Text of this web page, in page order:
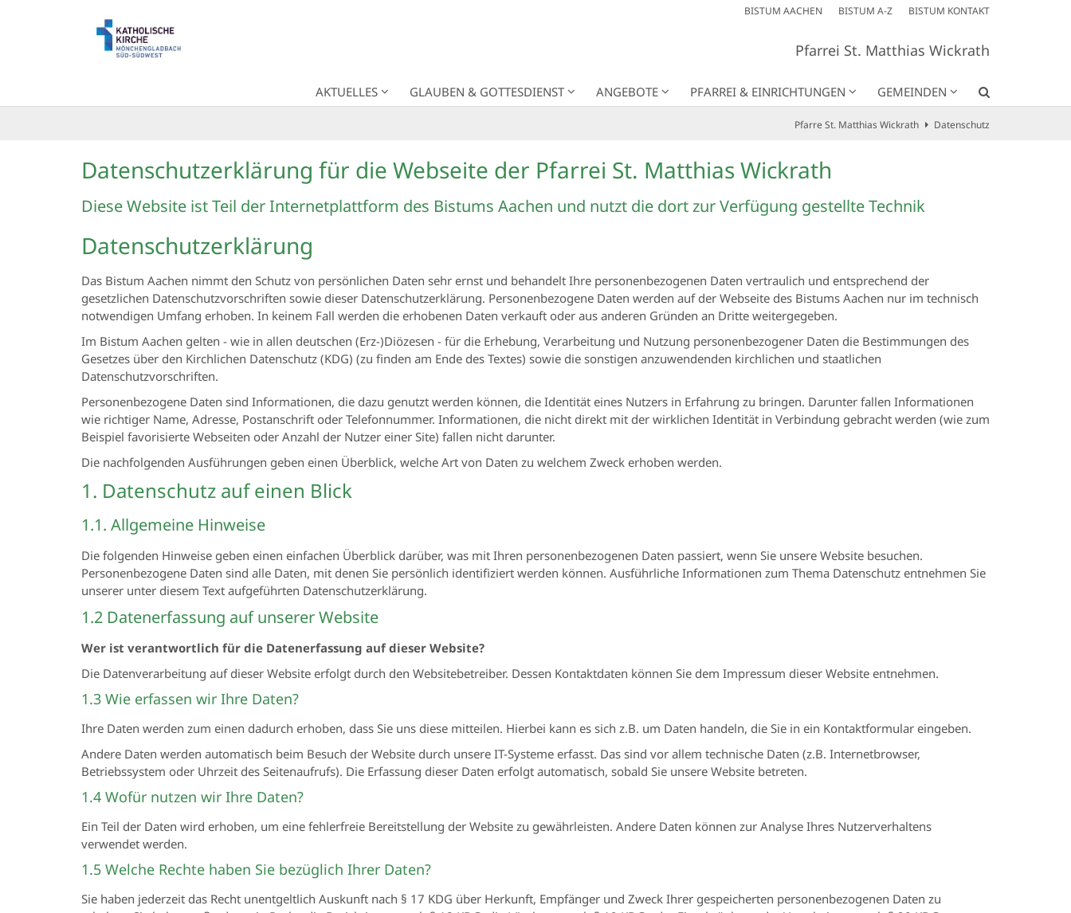
BISTUM AACHEN BISTUM A-Z BISTUM KONTAKT
Pfarrei St. Matthias Wickrath
AKTUELLES GLAUBEN & GOTTESDIENST ANGEBOTE PFARREI & EINRICHTUNGEN GEMEINDEN
Pfarre St. Matthias Wickrath Datenschutz
Datenschutzerklärung für die Webseite der Pfarrei St. Matthias Wickrath
Diese Website ist Teil der Internetplattform des Bistums Aachen und nutzt die dort zur Verfügung gestellte Technik
Datenschutzerklärung
Das Bistum Aachen nimmt den Schutz von persönlichen Daten sehr ernst und behandelt Ihre personenbezogenen Daten vertraulich und entsprechend der
gesetzlichen Datenschutzvorschriften sowie dieser Datenschutzerklärung. Personenbezogene Daten werden auf der Webseite des Bistums Aachen nur im technisch
notwendigen Umfang erhoben. In keinem Fall werden die erhobenen Daten verkauft oder aus anderen Gründen an Dritte weitergegeben.
Im Bistum Aachen gelten - wie in allen deutschen (Erz-)Diözesen - für die Erhebung, Verarbeitung und Nutzung personenbezogener Daten die Bestimmungen des
Gesetzes über den Kirchlichen Datenschutz (KDG) (zu finden am Ende des Textes) sowie die sonstigen anzuwendenden kirchlichen und staatlichen
Datenschutzvorschriften.
Personenbezogene Daten sind Informationen, die dazu genutzt werden können, die Identität eines Nutzers in Erfahrung zu bringen. Darunter fallen Informationen
wie richtiger Name, Adresse, Postanschrift oder Telefonnummer. Informationen, die nicht direkt mit der wirklichen Identität in Verbindung gebracht werden (wie zum
Beispiel favorisierte Webseiten oder Anzahl der Nutzer einer Site) fallen nicht darunter.
Die nachfolgenden Ausführungen geben einen Überblick, welche Art von Daten zu welchem Zweck erhoben werden.
1. Datenschutz auf einen Blick
1.1. Allgemeine Hinweise
Die folgenden Hinweise geben einen einfachen Überblick darüber, was mit Ihren personenbezogenen Daten passiert, wenn Sie unsere Website besuchen.
Personenbezogene Daten sind alle Daten, mit denen Sie persönlich identifiziert werden können. Ausführliche Informationen zum Thema Datenschutz entnehmen Sie
unserer unter diesem Text aufgeführten Datenschutzerklärung.
1.2 Datenerfassung auf unserer Website
Wer ist verantwortlich für die Datenerfassung auf dieser Website?
Die Datenverarbeitung auf dieser Website erfolgt durch den Websitebetreiber. Dessen Kontaktdaten können Sie dem Impressum dieser Website entnehmen.
1.3 Wie erfassen wir Ihre Daten?
Ihre Daten werden zum einen dadurch erhoben, dass Sie uns diese mitteilen. Hierbei kann es sich z.B. um Daten handeln, die Sie in ein Kontaktformular eingeben.
Andere Daten werden automatisch beim Besuch der Website durch unsere IT-Systeme erfasst. Das sind vor allem technische Daten (z.B. Internetbrowser,
Betriebssystem oder Uhrzeit des Seitenaufrufs). Die Erfassung dieser Daten erfolgt automatisch, sobald Sie unsere Website betreten.
1.4 Wofür nutzen wir Ihre Daten?
Ein Teil der Daten wird erhoben, um eine fehlerfreie Bereitstellung der Website zu gewährleisten. Andere Daten können zur Analyse Ihres Nutzerverhaltens
verwendet werden.
1.5 Welche Rechte haben Sie bezüglich Ihrer Daten?
Sie haben jederzeit das Recht unentgeltlich Auskunft nach § 17 KDG über Herkunft, Empfänger und Zweck Ihrer gespeicherten personenbezogenen Daten zu